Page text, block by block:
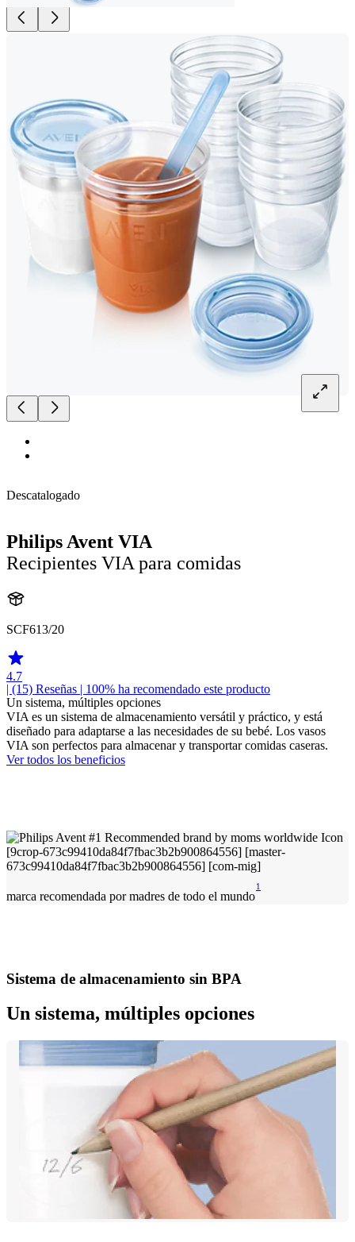
Descatalogado
Philips Avent VIA
Recipientes VIA para comidas
SCF613/20
4.7
| (15) Reseñas | 100% ha recomendado este producto
Un sistema, múltiples opciones
VIA es un sistema de almacenamiento versátil y práctico, y está
diseñado para adaptarse a las necesidades de su bebé. Los vasos
VIA son perfectos para almacenar y transportar comidas caseras.
Ver todos los beneficios
marca recomendada por madres de todo el mundo
1
Sistema de almacenamiento sin BPA
Un sistema, múltiples opciones